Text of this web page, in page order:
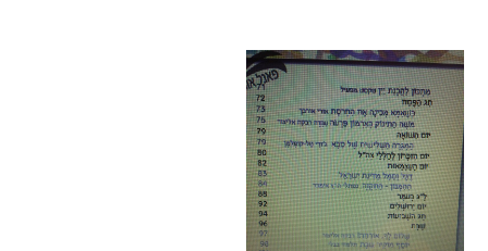
העמותה
חזון החינוך החילוני
הצוות